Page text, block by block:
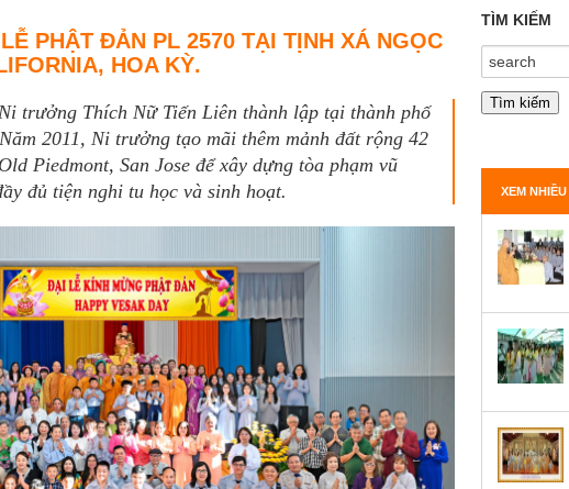
PHẬT ĐẢN PL 2570 TẠI TỊNH XÁ NGỌC
HOA KỲ.
trưởng Thích Nữ Tiến Liên thành lập tại thành phố
2011, Ni trưởng tạo mãi thêm mảnh đất rộng 42
Piedmont, San Jose để xây dựng tòa phạm vũ
đủ tiện nghi tu học và sinh hoạt.
TÌM KIẾM
XEM NHIỀU